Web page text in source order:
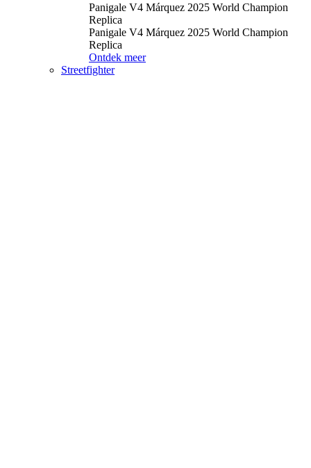
Panigale V4 Márquez 2025 World Champion
Replica
Panigale V4 Márquez 2025 World Champion
Replica
Ontdek meer
Streetfighter